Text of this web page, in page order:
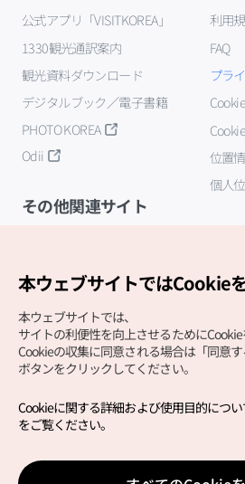
公式アプリ「VISITKOREA」
1330観光通訳案内
観光資料ダウンロード
デジタルブック／電子書籍
PHOTO KOREA
Odii
利用
FAQ
プラ
位置
個人
その他関連サイト
Copyright (c) Korea Tourism
サイトエラー報告公式メール
japanese@knto.or.kr
本ウェブサイトではCookie
本ウェブサイトでは、
サイトの利便性を向上させるためにCookie
Cookieの収集に同意される場合は「同意す
ボタンをクリックしてください。
Cookieに関する詳細および使用目的につ
をご覧ください。